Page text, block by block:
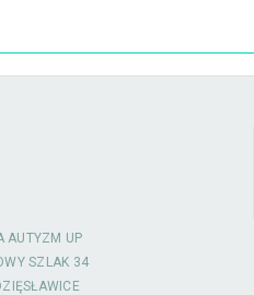
AUTYZM UP
SZLAK 34